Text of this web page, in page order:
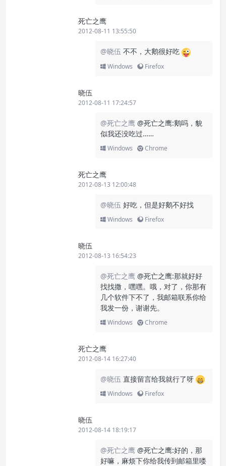
死亡之鹰
2012-08-11 13:55:50
@晓伍 不不，大鹅很好吃
Windows Firefox
晓伍
2012-08-11 17:24:57
@死亡之鹰 @死亡之鹰:鹅吗，貌
似我还没吃过……
Windows Chrome
死亡之鹰
2012-08-13 12:00:48
@晓伍 好吃，但是好鹅不好找
Windows Firefox
晓伍
2012-08-13 16:54:23
@死亡之鹰 @死亡之鹰:那就好好
找找撒，嘿嘿。哦，对了，你那有
几个软件下不了，我邮箱联系你给
我发一份，谢谢先。
Windows Chrome
死亡之鹰
2012-08-14 16:27:40
@晓伍 直接留言给我就行了呀
Windows Firefox
晓伍
2012-08-14 18:19:17
@死亡之鹰 @死亡之鹰:好的，那
好嘛，麻烦下你给我传到邮箱里喽